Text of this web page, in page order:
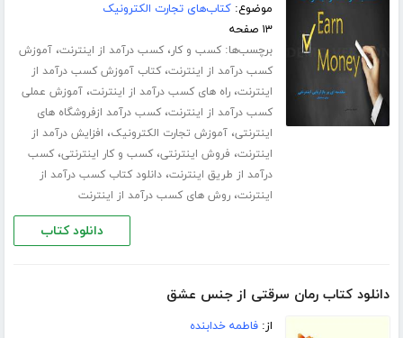
موضوع:کتاب‌های تجارت الکترونیک
۱۳ صفحه
برچسب‌ها:کسب و کار،کسب درآمد از اینترنت،آموزش
کسب درآمد از اینترنت،کتاب آموزش کسب درآمد از
اینترنت،راه های کسب درآمد از اینترنت،آموزش عملی
کسب درآمد از اینترنت،کسب درآمد ازفروشگاه های
اینترنتی،آموزش تجارت الکترونیک، افزایش درآمد از
اینترنت، فروش اینترنتی،کسب و کار اینترنتی،کسب
درآمد از طریق اینترنت،دانلود کتاب کسب درآمد از
اینترنت،روش های کسب درآمد از اینترنت
دانلود کتاب
دانلود کتاب رمان سرقتی از جنس عشق
از:فاطمه خدابنده